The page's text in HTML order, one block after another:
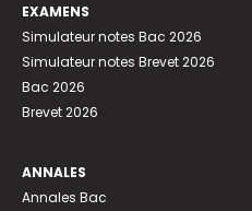
EXAMENS
Simulateur notes Bac 2026
Simulateur notes Brevet 2026
Bac 2026
Brevet 2026
ANNALES
Annales Bac